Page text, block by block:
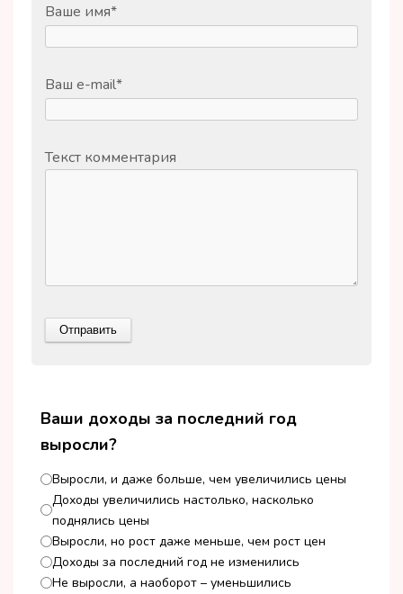
Ваше имя*
Ваш e-mail*
Текст комментария
Ваши доходы за последний год
выросли?
Выросли, и даже больше, чем увеличились цены
Доходы увеличились настолько, насколько
поднялись цены
Выросли, но рост даже меньше, чем рост цен
Доходы за последний год не изменились
Не выросли, а наоборот – уменьшились